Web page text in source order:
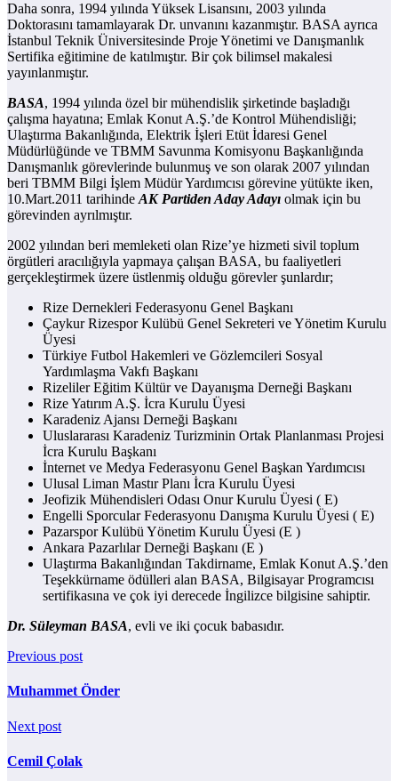
Daha sonra, 1994 yılında Yüksek Lisansını, 2003 yılında
Doktorasını tamamlayarak Dr. unvanını kazanmıştır. BASA ayrıca
İstanbul Teknik Üniversitesinde Proje Yönetimi ve Danışmanlık
Sertifika eğitimine de katılmıştır. Bir çok bilimsel makalesi
yayınlanmıştır.
BASA, 1994 yılında özel bir mühendislik şirketinde başladığı
çalışma hayatına; Emlak Konut A.Ş.’de Kontrol Mühendisliği;
Ulaştırma Bakanlığında, Elektrik İşleri Etüt İdaresi Genel
Müdürlüğünde ve TBMM Savunma Komisyonu Başkanlığında
Danışmanlık görevlerinde bulunmuş ve son olarak 2007 yılından
beri TBMM Bilgi İşlem Müdür Yardımcısı görevine yütükte iken,
10.Mart.2011 tarihinde AK Partiden Aday Adayı olmak için bu
görevinden ayrılmıştır.
2002 yılından beri memleketi olan Rize’ye hizmeti sivil toplum
örgütleri aracılığıyla yapmaya çalışan BASA, bu faaliyetleri
gerçekleştirmek üzere üstlenmiş olduğu görevler şunlardır;
Rize Dernekleri Federasyonu Genel Başkanı
Çaykur Rizespor Kulübü Genel Sekreteri ve Yönetim Kurulu
Üyesi
Türkiye Futbol Hakemleri ve Gözlemcileri Sosyal
Yardımlaşma Vakfı Başkanı
Rizeliler Eğitim Kültür ve Dayanışma Derneği Başkanı
Rize Yatırım A.Ş. İcra Kurulu Üyesi
Karadeniz Ajansı Derneği Başkanı
Uluslararası Karadeniz Turizminin Ortak Planlanması Projesi
İcra Kurulu Başkanı
İnternet ve Medya Federasyonu Genel Başkan Yardımcısı
Ulusal Liman Mastır Planı İcra Kurulu Üyesi
Jeofizik Mühendisleri Odası Onur Kurulu Üyesi ( E)
Engelli Sporcular Federasyonu Danışma Kurulu Üyesi ( E)
Pazarspor Kulübü Yönetim Kurulu Üyesi (E )
Ankara Pazarlılar Derneği Başkanı (E )
Ulaştırma Bakanlığından Takdirname, Emlak Konut A.Ş.’den
Teşekkürname ödülleri alan BASA, Bilgisayar Programcısı
sertifikasına ve çok iyi derecede İngilizce bilgisine sahiptir.
Dr. Süleyman BASA, evli ve iki çocuk babasıdır.
Previous post
Muhammet Önder
Next post
Cemil Çolak